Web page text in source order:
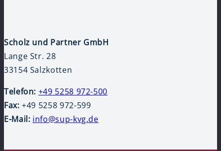
Scholz und Partner GmbH
Lange Str. 28
33154 Salzkotten
Telefon: +49 5258 972-500
Fax: +49 5258 972-599
E-Mail: info@sup-kvg.de